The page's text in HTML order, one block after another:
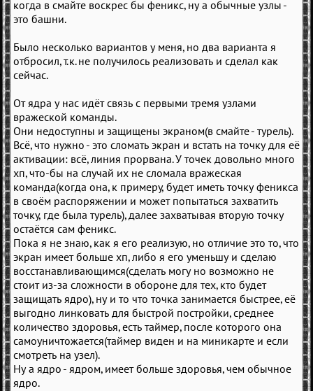
когда в смайте воскрес бы феникс, ну а обычные узлы -
это башни.
Было несколько вариантов у меня, но два варианта я
отбросил, т.к. не получилось реализовать и сделал как
сейчас.
От ядра у нас идёт связь с первыми тремя узлами
вражеской команды.
Они недоступны и защищены экраном(в смайте - турель).
Всё, что нужно - это сломать экран и встать на точку для её
активации: всё, линия прорвана. У точек довольно много
хп, что-бы на случай их не сломала вражеская
команда(когда она, к примеру, будет иметь точку феникса
в своём распоряжении и может попытаться захватить
точку, где была турель), далее захватывая вторую точку
остаётся сам феникс.
Пока я не знаю, как я его реализую, но отличие это то, что
экран имеет больше хп, либо я его уменьшу и сделаю
восстанавливающимся(сделать могу но возможно не
стоит из-за сложности в обороне для тех, кто будет
защищать ядро), ну и то что точка занимается быстрее, её
выгодно линковать для быстрой постройки, среднее
количество здоровья, есть таймер, после которого она
самоуничтожается(таймер виден и на миникарте и если
смотреть на узел).
Ну а ядро - ядром, имеет больше здоровья, чем обычное
ядро.